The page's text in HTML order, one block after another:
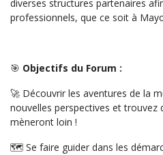
diverses structures partenaires
professionnels, que ce soit à
🎯 Objectifs du Forum :
🚀 Découvrir les aventures de la
nouvelles perspectives et trouvez
mèneront loin !
🗺️ Se faire guider dans les